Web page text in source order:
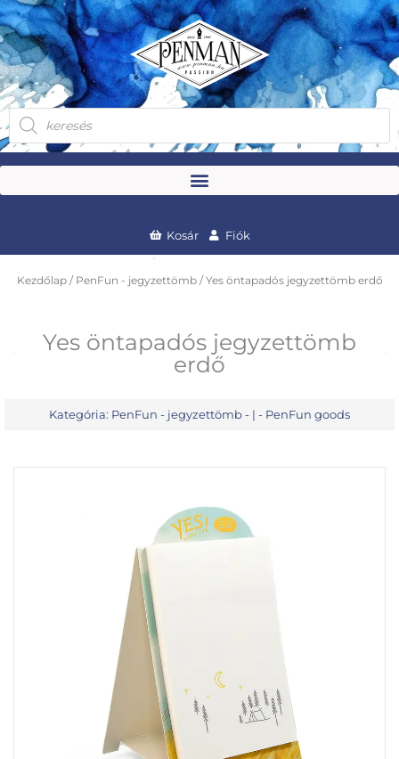
Skip
to
content
Products
search
Kosár Fiók
Kezdőlap/ PenFun - jegyzettömb/ Yes öntapadós jegyzettömb erdő
Yes öntapadós jegyzettömb
erdő
Kategória: PenFun - jegyzettömb - | - PenFun goods